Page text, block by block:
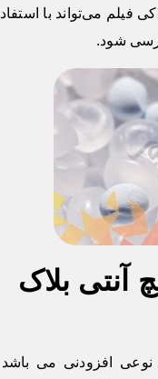
فیلم می‌تواند با
شود.
آنتی بلاک
نوعی افزودنی می